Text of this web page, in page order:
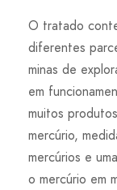
O tratado
diferentes
minas de
em
muitos
mercúrio,
mercúrios e
o mercúrio em